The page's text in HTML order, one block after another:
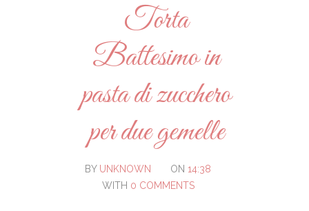
Torta
Battesimo in
pasta di zucchero
per due gemelle
BY UNKNOWN ON 14:38
WITH 0 COMMENTS